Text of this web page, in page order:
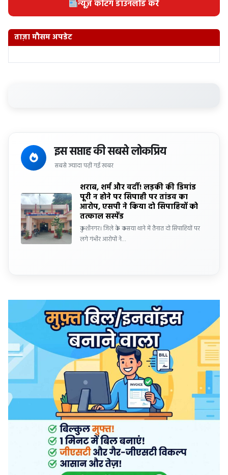
न्यूज़ कटिंग डाउनलोड करें
ताज़ा मौसम अपडेट
इस सप्ताह की सबसे लोकप्रिय
सबसे ज्यादा पढ़ी गई खबर
शराब, शर्म और वर्दी! लड़की की डिमांड
पूरी न होने पर सिपाही पर तांडव का
आरोप, एसपी ने किया दो सिपाहियों को
तत्काल सस्पेंड
कुशीनगर। जिले के कसया थाने में तैनात दो सिपाहियों पर
लगे गंभीर आरोपों ने…